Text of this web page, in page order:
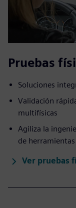
Pruebas
Soluciones
Validación
multifísicas
Agiliza la
de
Ver pruebas